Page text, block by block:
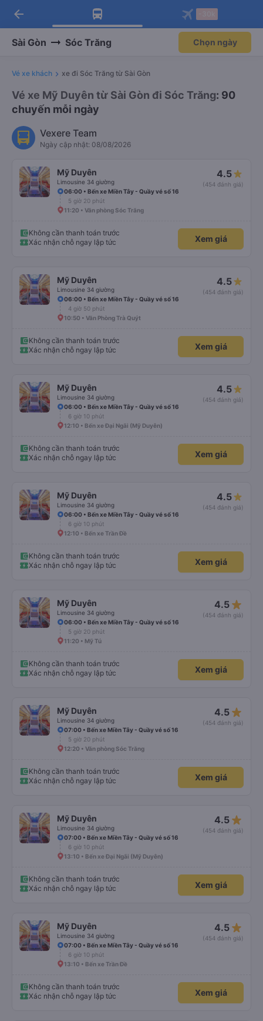
Tải app Vexere ngay!
Nhận ưu đãi thành viên độc
Mở app
Tải app Vexere
-30k/ghế khi đặt vé máy bay qua
Mở app
arrow_back
Sài Gòn Sóc Trăng Chọn ngày
Vé xe khách xe đi Sóc Trăng từ Sài Gòn
Vé xe Mỹ Duyên từ Sài Gòn đi Sóc Trăng: 90
chuyến mỗi ngày
Vexere Team
Ngày cập nhật: 08/08/2026
Mỹ Duyên
Limousine 34 giường
4.5
(454 đánh giá)
06:00 • Bến xe Miền Tây - Quầy vé số 16
5 giờ 20 phút
11:20 • Văn phòng Sóc Trăng
Không cần thanh toán trước
Xác nhận chỗ ngay lập tức
Xem giá
Mỹ Duyên
Limousine 34 giường
4.5
(454 đánh giá)
06:00 • Bến xe Miền Tây - Quầy vé số 16
4 giờ 50 phút
10:50 • Văn Phòng Trà Quýt
Không cần thanh toán trước
Xác nhận chỗ ngay lập tức
Xem giá
Mỹ Duyên
Limousine 34 giường
4.5
(454 đánh giá)
06:00 • Bến xe Miền Tây - Quầy vé số 16
6 giờ 10 phút
12:10 • Bến xe Đại Ngãi (Mỹ Duyên)
Không cần thanh toán trước
Xác nhận chỗ ngay lập tức
Xem giá
Mỹ Duyên
Limousine 34 giường
4.5
(454 đánh giá)
06:00 • Bến xe Miền Tây - Quầy vé số 16
6 giờ 10 phút
12:10 • Bến xe Trần Đề
Không cần thanh toán trước
Xác nhận chỗ ngay lập tức
Xem giá
Mỹ Duyên
Limousine 34 giường
4.5 star_rate
(454 đánh giá)
06:00 • Bến xe Miền Tây - Quầy vé số 16
5 giờ 20 phút
11:20 • Mỹ Tú
Không cần thanh toán trước
Xác nhận chỗ ngay lập tức
Xem giá
Mỹ Duyên
Limousine 34 giường
4.5 star_rate
(454 đánh giá)
07:00 • Bến xe Miền Tây - Quầy vé số 16
5 giờ 20 phút
12:20 • Văn phòng Sóc Trăng
Không cần thanh toán trước
Xác nhận chỗ ngay lập tức
Xem giá
Mỹ Duyên
Limousine 34 giường
4.5 star_rate
(454 đánh giá)
07:00 • Bến xe Miền Tây - Quầy vé số 16
6 giờ 10 phút
13:10 • Bến xe Đại Ngãi (Mỹ Duyên)
Không cần thanh toán trước
Xác nhận chỗ ngay lập tức
Xem giá
Mỹ Duyên
Limousine 34 giường
4.5 star_rate
(454 đánh giá)
07:00 • Bến xe Miền Tây - Quầy vé số 16
6 giờ 10 phút
13:10 • Bến xe Trần Đề
Không cần thanh toán trước
Xác nhận chỗ ngay lập tức
Xem giá